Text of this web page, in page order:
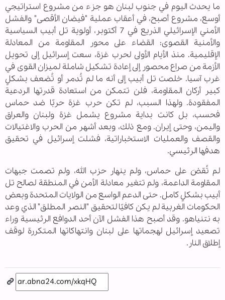
ما يحدث اليوم في جنوب لبنان هو جزء من مشروع استراتيجي
أوسع، مشروع أصبح، في أعقاب عملية "فيضان الأقصى" والفشل
الأمني ​​الإسرائيلي الذريع في 7 أكتوبر، أولوية تل أبيب السياسية
والأمنية القصوى: القضاء على محور المقاومة من المعادلة
الإقليمية. منذ الأيام الأولى لحرب غزة، سعت إسرائيل إلى تحويل
الأزمة من صراع محصور إلى إعادة تشكيل شاملة لميزان القوى في
غرب آسيا. خلصت تل أبيب إلى أنه ما لم تُدمر أو تُضعف بشكلٍ
كبير أركان المقاومة، فلن تتمكن من استعادة قدرتها الردعية
المفقودة. ولهذا السبب، لم تكن حرب غزة حربًا ضد حماس
فحسب، بل كانت بداية مشروع يشمل غزة ولبنان والعراق
واليمن، وحتى إيران. ومع ذلك، وبعد أشهر من الحرب والاغتيالات
والقصف والعمليات الاستخباراتية، فشلت إسرائيل في تحقيق
هدفها الرئيسي.
لم تُقضَ على حماس، ولم ينهار حزب الله، ولم تصمت جبهات
المقاومة الداعمة، ولم تتغير معادلة الأمن في المنطقة لصالح تل
أبيب بشكلٍ كامل. حتى الدعم الواسع من الولايات المتحدة وبعض
الحكومات الغربية لم يكن كافيًا لتحقيق "النصر المطلق" الذي وعد
به نتنياهو. وقد أصبح هذا الفشل الآن أحد الدوافع الرئيسية وراء
تصعيد إسرائيل لهجماتها على لبنان وانتهاكاتها المتكررة لوقف
إطلاق النار.